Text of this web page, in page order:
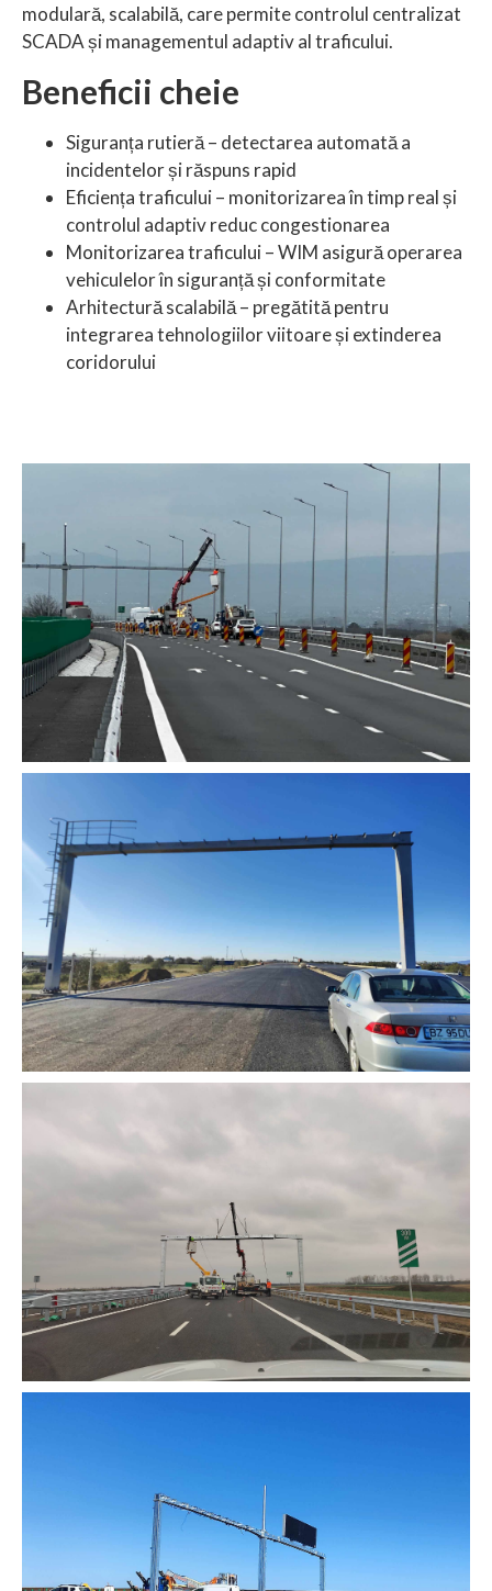
modulară, scalabilă, care permite controlul centralizat
SCADA și managementul adaptiv al traficului.
Beneficii cheie
Siguranța rutieră – detectarea automată a
incidentelor și răspuns rapid
Eficiența traficului – monitorizarea în timp real și
controlul adaptiv reduc congestionarea
Monitorizarea traficului – WIM asigură operarea
vehiculelor în siguranță și conformitate
Arhitectură scalabilă – pregătită pentru
integrarea tehnologiilor viitoare și extinderea
coridorului